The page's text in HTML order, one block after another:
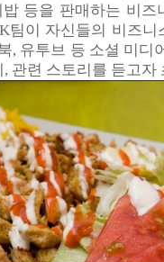
밥 등을 판매하는 비즈
팀이 자신들의 비즈니
, 유투브 등 소셜 미디
, 관련 스토리를 듣고자